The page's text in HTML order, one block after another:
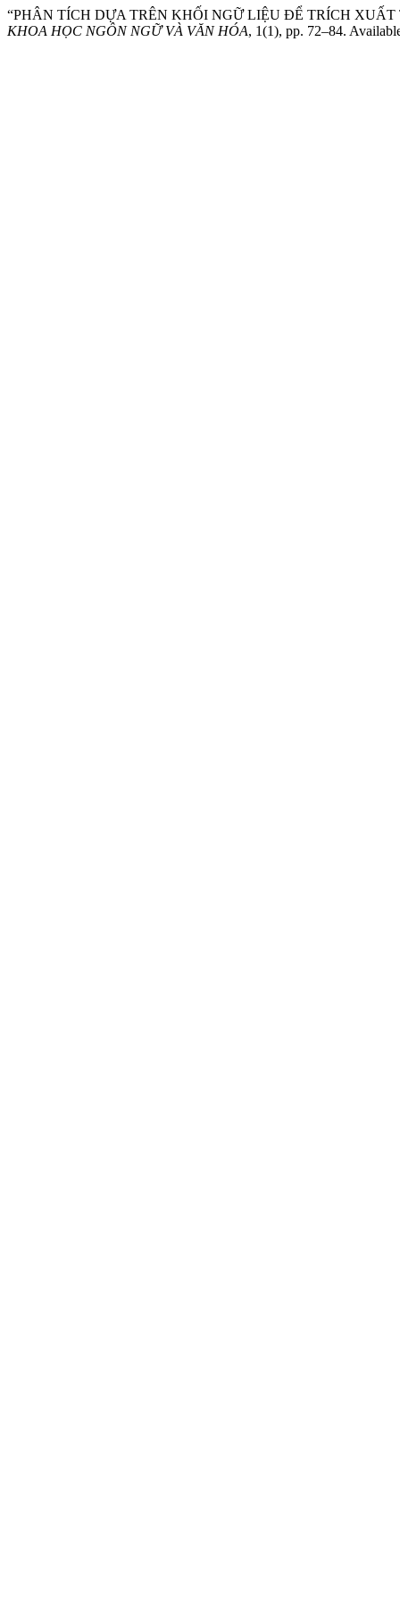
“PHÂN TÍCH DỰA TRÊN KHỐI NGỮ LIỆU ĐỂ TRÍCH
KHOA HỌC NGÔN NGỮ VÀ VĂN HÓA, 1(1), pp. 72–84.